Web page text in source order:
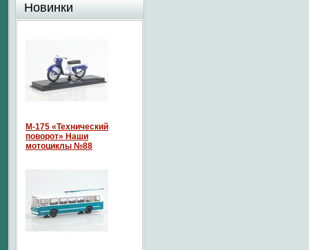
Новинки
М-175 «Технический
поворот» Наши
мотоциклы №88